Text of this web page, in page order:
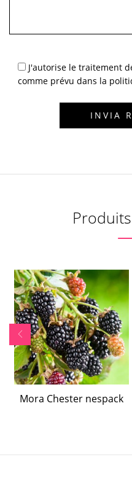
J'autorise le traitement
comme prévu dans la
Mora Chester nespack